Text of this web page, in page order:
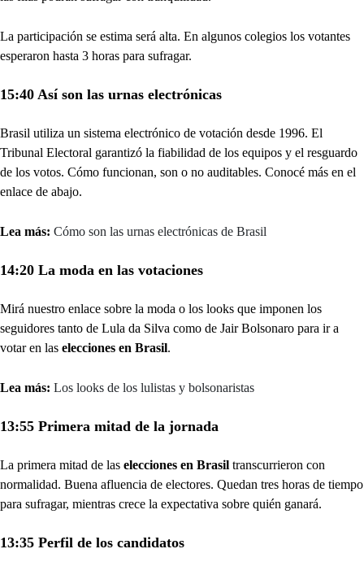
La participación se estima será alta. En algunos colegios los votantes
esperaron hasta 3 horas para sufragar.
15:40 Así son las urnas electrónicas
Brasil utiliza un sistema electrónico de votación desde 1996. El
Tribunal Electoral garantizó la fiabilidad de los equipos y el resguardo
de los votos. Cómo funcionan, son o no auditables. Conocé más en el
enlace de abajo.
Lea más: Cómo son las urnas electrónicas de Brasil
14:20 La moda en las votaciones
Mirá nuestro enlace sobre la moda o los looks que imponen los
seguidores tanto de Lula da Silva como de Jair Bolsonaro para ir a
votar en las elecciones en Brasil.
Lea más: Los looks de los lulistas y bolsonaristas
13:55 Primera mitad de la jornada
La primera mitad de las elecciones en Brasil transcurrieron con
normalidad. Buena afluencia de electores. Quedan tres horas de tiempo
para sufragar, mientras crece la expectativa sobre quién ganará.
13:35 Perfil de los candidatos